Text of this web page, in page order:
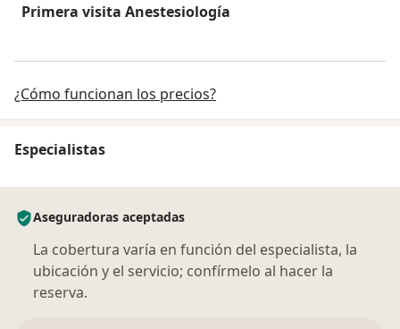
Primera visita Anestesiología
¿Cómo funcionan los precios?
Especialistas
Aseguradoras aceptadas
La cobertura varía en función del especialista, la
ubicación y el servicio; confírmelo al hacer la
reserva.